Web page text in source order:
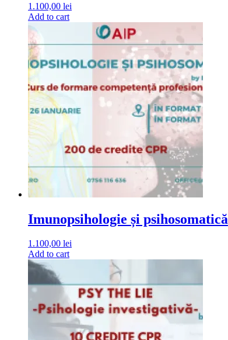
1.100,00 lei
Add to cart
Imunopsihologie și psihosomatică
1.100,00 lei
Add to cart